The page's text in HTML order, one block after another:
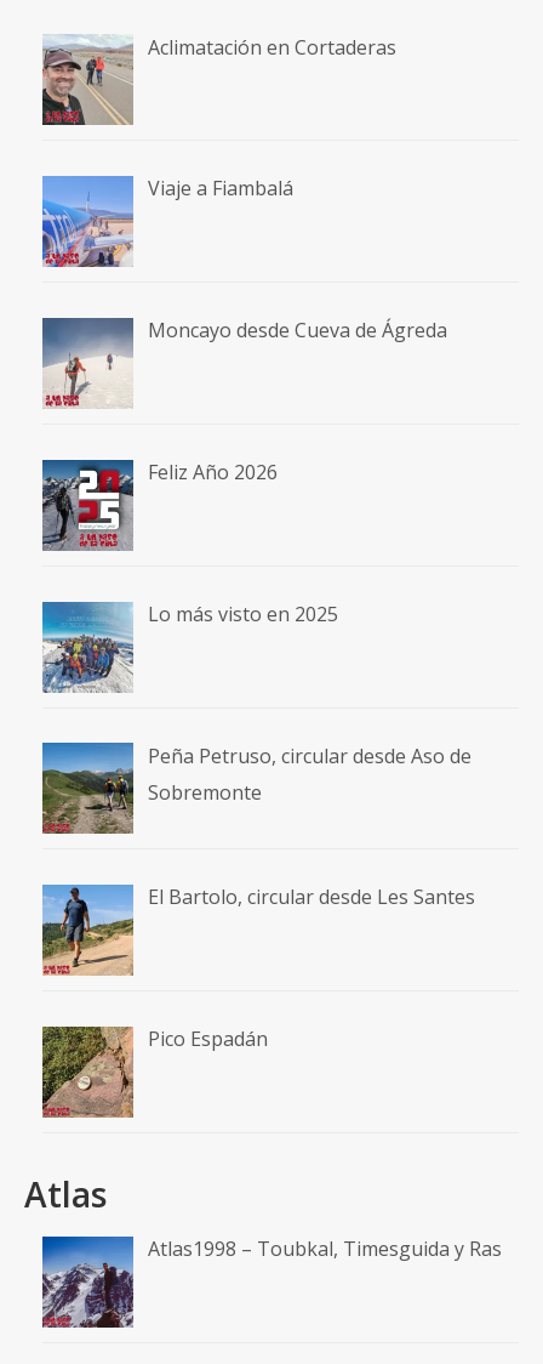
Aclimatación en Cortaderas
Viaje a Fiambalá
Moncayo desde Cueva de Ágreda
Feliz Año 2026
Lo más visto en 2025
Peña Petruso, circular desde Aso de
Sobremonte
El Bartolo, circular desde Les Santes
Pico Espadán
Atlas
Atlas1998 – Toubkal, Timesguida y Ras